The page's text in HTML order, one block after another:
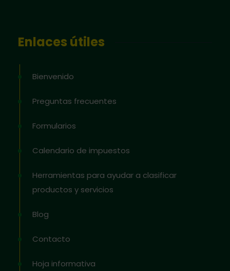
Enlaces útiles
Bienvenido
Preguntas frecuentes
Formularios
Calendario de impuestos
Herramientas para ayudar a clasificar
productos y servicios
Blog
Contacto
Hoja informativa